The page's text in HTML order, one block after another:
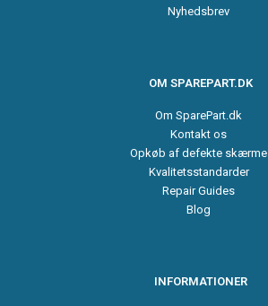
Nyhedsbrev
OM SPAREPART.DK
Om SparePart.dk
Kontakt os
Opkøb af defekte skærme
Kvalitetsstandarder
Repair Guides
Blog
INFORMATIONER